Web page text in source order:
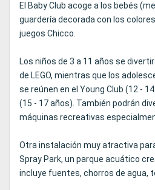
El Baby Club acoge a los bebés
guardería decorada con los
juegos Chicco.
Los niños de 3 a 11 años se
de LEGO, mientras que los
se reúnen en el Young Club (12 -
(15 - 17 años). También podrán
máquinas recreativas
Otra instalación muy atractiva
Spray Park, un parque acuático
incluye fuentes, chorros de agua,